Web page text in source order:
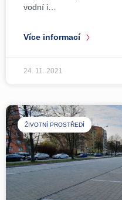
vodní i…
Více informací
24. 11. 2021
ŽIVOTNÍ PROSTŘEDÍ